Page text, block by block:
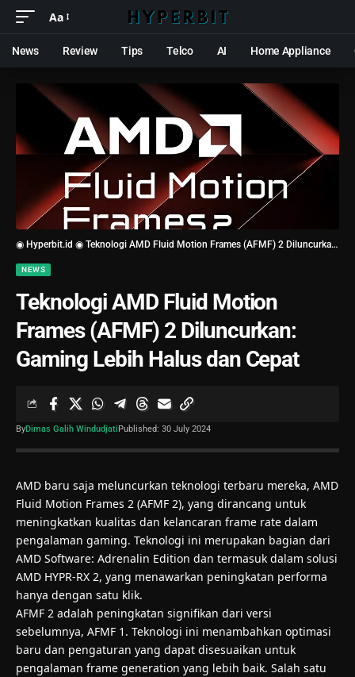
Aa
News Review Tips Telco AI Home Appliance
◉ Hyperbit.id ◉ Teknologi AMD Fluid Motion Frames (AFMF) 2 Diluncurkan: Gaming Lebih Halus dan Cepat
NEWS
Teknologi AMD Fluid Motion
Frames (AFMF) 2 Diluncurkan:
Gaming Lebih Halus dan Cepat
ByDimas Galih WindudjatiPublished: 30 July 2024
AMD baru saja meluncurkan teknologi terbaru mereka, AMD
Fluid Motion Frames 2 (AFMF 2), yang dirancang untuk
meningkatkan kualitas dan kelancaran frame rate dalam
pengalaman gaming. Teknologi ini merupakan bagian dari
AMD Software: Adrenalin Edition dan termasuk dalam solusi
AMD HYPR-RX 2, yang menawarkan peningkatan performa
hanya dengan satu klik.
AFMF 2 adalah peningkatan signifikan dari versi
sebelumnya, AFMF 1. Teknologi ini menambahkan optimasi
baru dan pengaturan yang dapat disesuaikan untuk
pengalaman frame generation yang lebih baik. Salah satu